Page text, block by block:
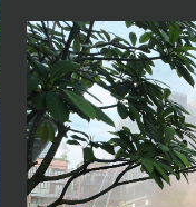
buổi sáng ấm áp
ng đồng các khách
ong không gian thân
ã cùng […]